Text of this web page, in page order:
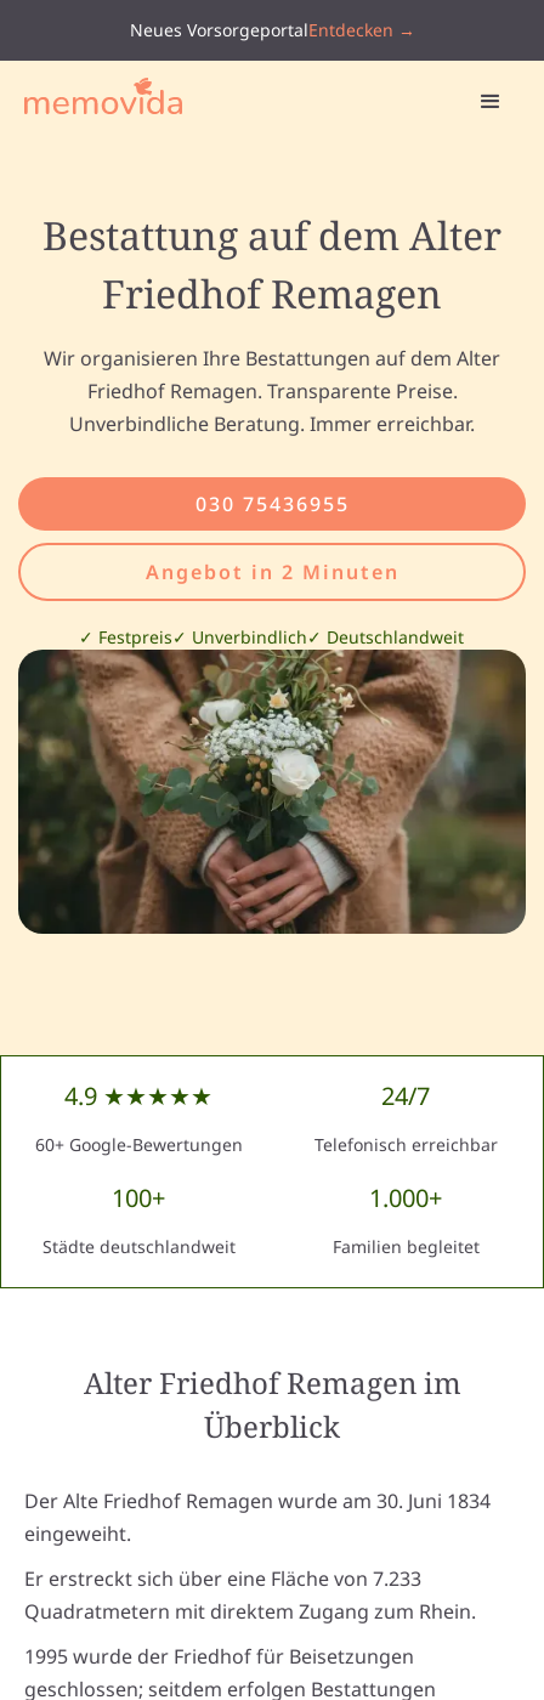
Neues VorsorgeportalEntdecken →
Bestattung auf dem Alter
Friedhof Remagen
Wir organisieren Ihre Bestattungen auf dem Alter
Friedhof Remagen. Transparente Preise.
Unverbindliche Beratung. Immer erreichbar.
030 75436955
Angebot in 2 Minuten
✓ Festpreis✓ Unverbindlich✓ Deutschlandweit
4.9 ★★★★★
60+ Google-Bewertungen
24/7
Telefonisch erreichbar
100+
Städte deutschlandweit
1.000+
Familien begleitet
Alter Friedhof Remagenim
Überblick
Der Alte Friedhof Remagen wurde am 30. Juni 1834
eingeweiht.
Er erstreckt sich über eine Fläche von 7.233
Quadratmetern mit direktem Zugang zum Rhein.
1995 wurde der Friedhof für Beisetzungen
geschlossen; seitdem erfolgen Bestattungen